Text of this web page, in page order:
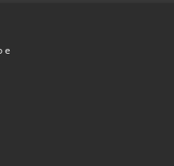
- Città Metropolitana di Milano
e